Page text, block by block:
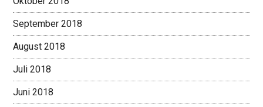
September 2018
August 2018
Juli 2018
Juni 2018